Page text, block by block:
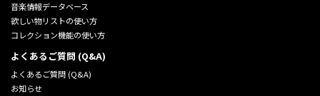
音楽情報データベース
欲しい物リストの使い方
コレクション機能の使い方
よくあるご質問 (Q&A)
よくあるご質問 (Q&A)
お知らせ